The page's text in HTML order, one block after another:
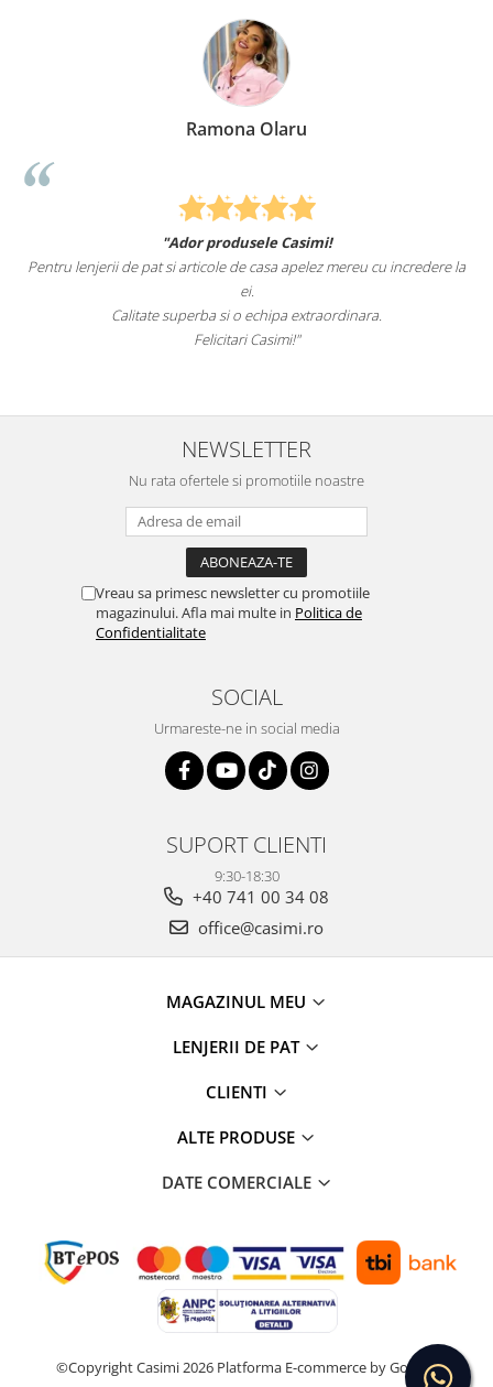
Ramona Olaru
"Ador produsele Casimi!
Pentru lenjerii de pat si articole de casa apelez mereu cu incredere la
ei.
Calitate superba si o echipa extraordinara.
Felicitari Casimi!"
NEWSLETTER
Nu rata ofertele si promotiile noastre
Vreau sa primesc newsletter cu promotiile
magazinului. Afla mai multe in Politica de
Confidentialitate
SOCIAL
Urmareste-ne in social media
SUPORT CLIENTI
9:30-18:30
+40 741 00 34 08
office@casimi.ro
MAGAZINUL MEU
LENJERII DE PAT
CLIENTI
ALTE PRODUSE
DATE COMERCIALE
©Copyright Casimi 2026 Platforma E-commerce by Gomag